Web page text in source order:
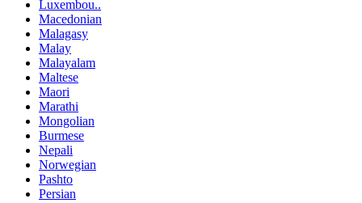
Luxembou..
Macedonian
Malagasy
Malay
Malayalam
Maltese
Maori
Marathi
Mongolian
Burmese
Nepali
Norwegian
Pashto
Persian